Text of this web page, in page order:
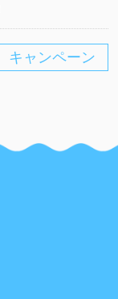
キャンペーン